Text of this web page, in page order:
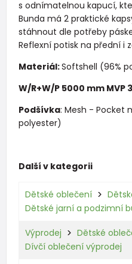
s odnímatelnou kapucí,
Bunda má 2 praktické
stáhnout dle potřeby
Reflexní potisk na přední i
Materiál:Softshell (96%
W/R+W/P 5000 mm
Podšívka: Mesh - Pocket
polyester)
Další v kategorii
Dětské oblečení
Dětské jarní a podzimní
Výprodej
Dětské
Dívčí oblečení výprodej